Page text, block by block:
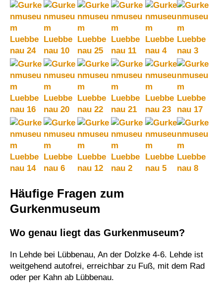
Häufige Fragen zum
Gurkenmuseum
Wo genau liegt das Gurkenmuseum?
In Lehde bei Lübbenau, An der Dolzke 4-6. Lehde ist
weitgehend autofrei, erreichbar zu Fuß, mit dem Rad
oder per Kahn ab Lübbenau.